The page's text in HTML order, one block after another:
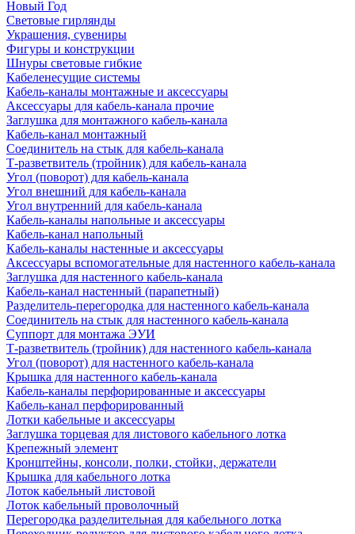
Новый Год
Световые гирлянды
Украшения, сувениры
Фигуры и конструкции
Шнуры световые гибкие
Кабеленесущие системы
Кабель-каналы монтажные и аксессуары
Аксессуары для кабель-канала прочие
Заглушка для монтажного кабель-канала
Кабель-канал монтажный
Соединитель на стык для кабель-канала
Т-разветвитель (тройник) для кабель-канала
Угол (поворот) для кабель-канала
Угол внешний для кабель-канала
Угол внутренний для кабель-канала
Кабель-каналы напольные и аксессуары
Кабель-канал напольный
Кабель-каналы настенные и аксессуары
Аксессуары вспомогательные для настенного кабель-канала
Заглушка для настенного кабель-канала
Кабель-канал настенный (парапетный)
Разделитель-перегородка для настенного кабель-канала
Соединитель на стык для настенного кабель-канала
Суппорт для монтажа ЭУИ
Т-разветвитель (тройник) для настенного кабель-канала
Угол (поворот) для настенного кабель-канала
Крышка для настенного кабель-канала
Кабель-каналы перфорированные и аксессуары
Кабель-канал перфорированный
Лотки кабельные и аксессуары
Заглушка торцевая для листового кабельного лотка
Крепежный элемент
Кронштейны, консоли, полки, стойки, держатели
Крышка для кабельного лотка
Лоток кабельный листовой
Лоток кабельный проволочный
Перегородка разделительная для кабельного лотка